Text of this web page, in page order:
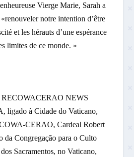
Vierge Marie, Sarah a
notre intention d’être
et les hérauts d’une espérance
limites de ce monde. »
RECOWACERAO NEWS
ligado à Cidade do Vaticano,
CERAO, Cardeal Robert
da Congregação para o Culto
Sacramentos, no Vaticano,